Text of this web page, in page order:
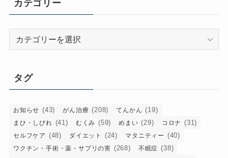
ブ
カテゴリー
ー
タグ
お知らせ (43) がん治療 (208) てんかん (19)
まひ・しびれ (41) むくみ (59) めまい (29) コロナ (31)
セルフケア (48) ダイエット (24) マタニティー (40)
ワクチン・手術・薬・サプリの害 (268) 不眠症 (38)